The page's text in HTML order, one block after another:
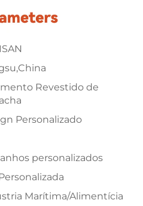
Revestido de
Personalizado
personalizados
Marítima/Alimentícia